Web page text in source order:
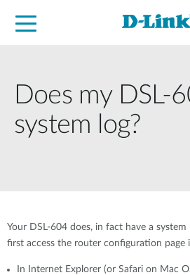
Does my DSL-
system log?
Your DSL-604 does, in fact have a
first access the router configuration page
In Internet Explorer (or Safari on Mac